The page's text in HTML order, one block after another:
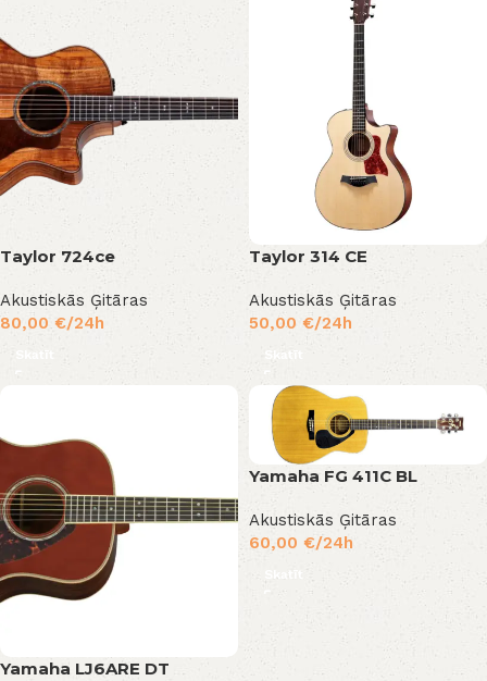
Taylor 724ce
Akustiskās Ģitāras
80,00€/24h
Skatīt
Taylor 314 CE
Akustiskās Ģitāras
50,00 €/24h
Skatīt
Yamaha LJ6ARE DT
Yamaha FG 411C BL
Akustiskās Ģitāras
60,00 €/24h
Skatīt